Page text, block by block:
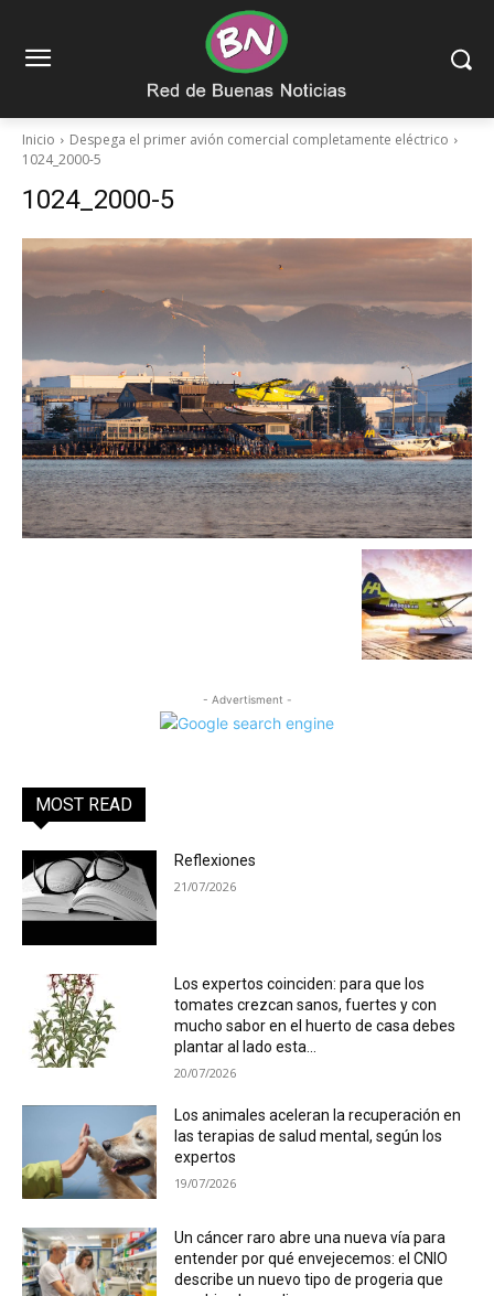
Inicio
Despega el primer avión comercial completamente eléctrico
1024_2000-5
1024_2000-5
- Advertisment -
MOST READ
Reflexiones
21/07/2026
Los expertos coinciden: para que los
tomates crezcan sanos, fuertes y con
mucho sabor en el huerto de casa debes
plantar al lado esta...
20/07/2026
Los animales aceleran la recuperación en
las terapias de salud mental, según los
expertos
19/07/2026
Un cáncer raro abre una nueva vía para
entender por qué envejecemos: el CNIO
describe un nuevo tipo de progeria que